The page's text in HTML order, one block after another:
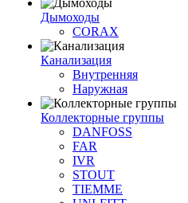
Дымоходы
CORAX
Канализация
Внутренняя
Наружная
Коллекторные группы
DANFOSS
FAR
IVR
STOUT
TIEMME